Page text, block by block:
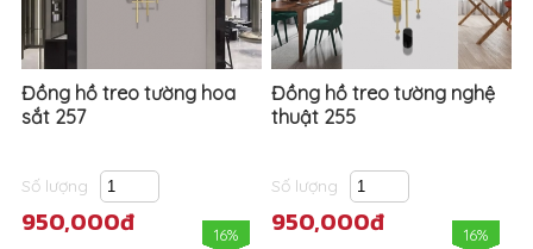
Đồng hồ treo tường hoa
sắt 257
Số lượng
950,000đ 16%
Đồng hồ treo tường nghệ
thuật 255
Số lượng
950,000đ 16%